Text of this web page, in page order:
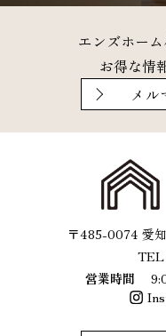
エンズホー
お得な情
メル
〒485-0074 愛
TEL
営業時間